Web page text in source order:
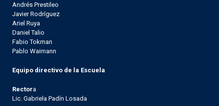
Andrés Prestileo
Javier Rodríguez
Ariel Ruya
Daniel Talio
Fabio Tokman
Pablo Waimann
Equipo directivo de la Escuela
Rectora
Lic. Gabriela Padín Losada